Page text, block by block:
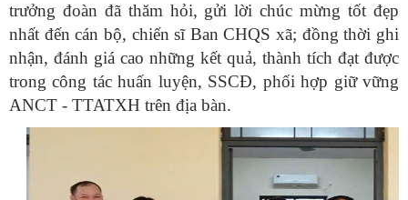
trưởng đoàn đã thăm hỏi, gửi lời chúc mừng tốt đẹp
nhất đến cán bộ, chiến sĩ Ban CHQS xã; đồng thời ghi
nhận, đánh giá cao những kết quả, thành tích đạt được
trong công tác huấn luyện, SSCĐ, phối hợp giữ vững
ANCT - TTATXH trên địa bàn.